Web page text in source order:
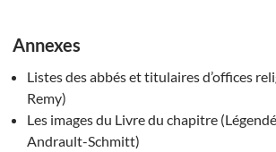
Annexes
Listes des abbés et titulaires d’offices
Remy)
Les images du Livre du chapitre
Andrault-Schmitt)